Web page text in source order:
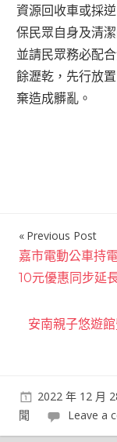
資源回收車或採
保民眾自身及清
並請民眾務必配
餘瀝乾，先行放
棄造成髒亂。
文
章
覽
Previous Post
嘉市電動公車持
10元優惠同步延
安南親子悠遊
2022 年 12 月
聞
Leave a